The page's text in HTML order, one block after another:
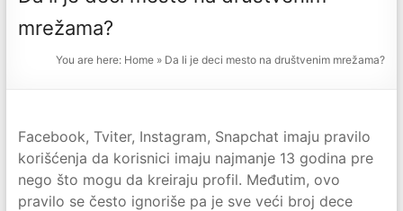
mrežama?
You are here: Home » Da li je deci mesto na društvenim mrežama?
Facebook, Tviter, Instagram, Snapchat imaju pravilo
korišćenja da korisnici imaju najmanje 13 godina pre
nego što mogu da kreiraju profil. Međutim, ovo
pravilo se često ignoriše pa je sve veći broj dece